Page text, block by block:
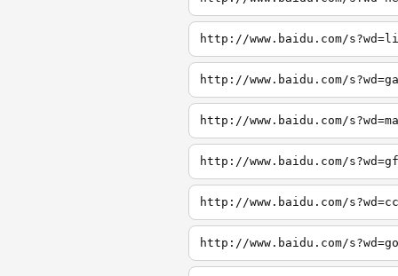
http://www.baidu.com/
http://www.baidu.com/
http://www.baidu.com/
http://www.baidu.com/
http://www.baidu.com/
http://www.baidu.com/